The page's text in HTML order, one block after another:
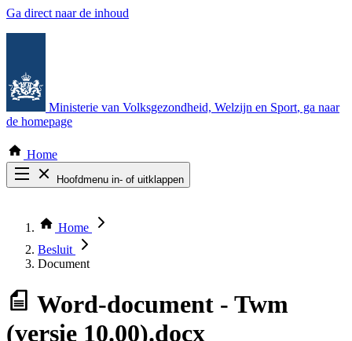
Ga direct naar de inhoud
Ministerie van Volksgezondheid, Welzijn en Sport, ga naar
de homepage
Home
Hoofdmenu in- of uitklappen
Thema COVID-19
Bekijk per bestuursorgaan
Home
Besluit
Document
Word-document - Twm
(versie 10.00).docx